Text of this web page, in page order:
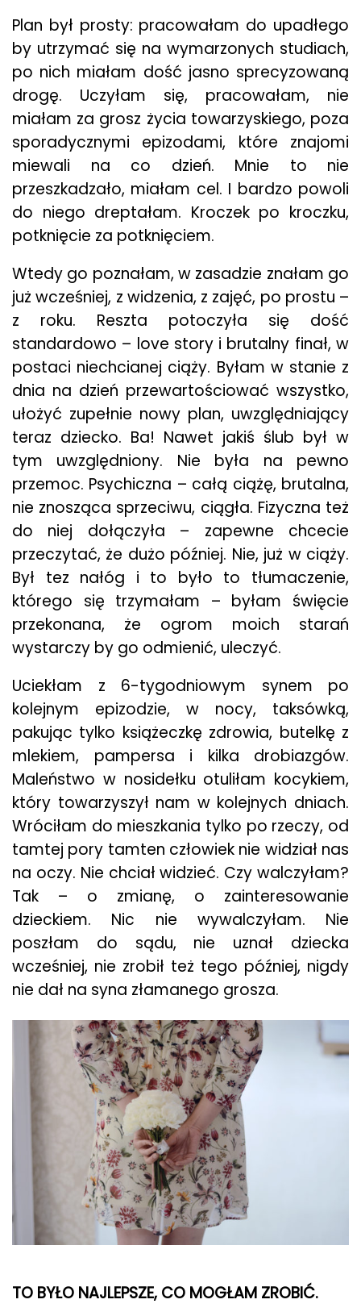
Plan był prosty: pracowałam do upadłego
by utrzymać się na wymarzonych studiach,
po nich miałam dość jasno sprecyzowaną
drogę. Uczyłam się, pracowałam, nie
miałam za grosz życia towarzyskiego, poza
sporadycznymi epizodami, które znajomi
miewali na co dzień. Mnie to nie
przeszkadzało, miałam cel. I bardzo powoli
do niego dreptałam. Kroczek po kroczku,
potknięcie za potknięciem.
Wtedy go poznałam, w zasadzie znałam go
już wcześniej, z widzenia, z zajęć, po prostu –
z roku. Reszta potoczyła się dość
standardowo – love story i brutalny finał, w
postaci niechcianej ciąży. Byłam w stanie z
dnia na dzień przewartościować wszystko,
ułożyć zupełnie nowy plan, uwzględniający
teraz dziecko. Ba! Nawet jakiś ślub był w
tym uwzględniony. Nie była na pewno
przemoc. Psychiczna – całą ciążę, brutalna,
nie znosząca sprzeciwu, ciągła. Fizyczna też
do niej dołączyła – zapewne chcecie
przeczytać, że dużo później. Nie, już w ciąży.
Był tez nałóg i to było to tłumaczenie,
którego się trzymałam – byłam święcie
przekonana, że ogrom moich starań
wystarczy by go odmienić, uleczyć.
Uciekłam z 6-tygodniowym synem po
kolejnym epizodzie, w nocy, taksówką,
pakując tylko książeczkę zdrowia, butelkę z
mlekiem, pampersa i kilka drobiazgów.
Maleństwo w nosidełku otuliłam kocykiem,
który towarzyszył nam w kolejnych dniach.
Wróciłam do mieszkania tylko po rzeczy, od
tamtej pory tamten człowiek nie widział nas
na oczy. Nie chciał widzieć. Czy walczyłam?
Tak – o zmianę, o zainteresowanie
dzieckiem. Nic nie wywalczyłam. Nie
poszłam do sądu, nie uznał dziecka
wcześniej, nie zrobił też tego później, nigdy
nie dał na syna złamanego grosza.
TO BYŁO NAJLEPSZE, CO MOGŁAM ZROBIĆ.